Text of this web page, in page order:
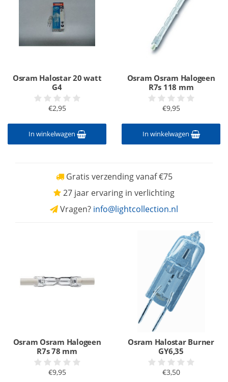
Osram Halostar 20 watt
G4
€2,95
In winkelwagen
Osram Osram Halogeen
R7s 118 mm
€9,95
In winkelwagen
Gratis verzending vanaf €75
27 jaar ervaring in verlichting
Vragen? info@lightcollection.nl
Osram Osram Halogeen
R7s 78 mm
€9,95
Osram Halostar Burner
GY6,35
€3,50